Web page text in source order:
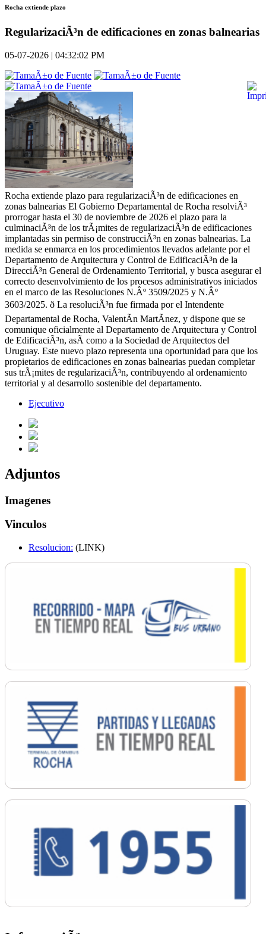
Rocha extiende plazo
RegularizaciÃ³n de edificaciones en zonas balnearias
05-07-2026 | 04:32:02 PM
Rocha extiende plazo para regularizaciÃ³n de edificaciones en
zonas balnearias El Gobierno Departamental de Rocha resolviÃ³
prorrogar hasta el 30 de noviembre de 2026 el plazo para la
culminaciÃ³n de los trÃ¡mites de regularizaciÃ³n de edificaciones
implantadas sin permiso de construcciÃ³n en zonas balnearias. La
medida se enmarca en los procedimientos llevados adelante por el
Departamento de Arquitectura y Control de EdificaciÃ³n de la
DirecciÃ³n General de Ordenamiento Territorial, y busca asegurar el
correcto desenvolvimiento de los procesos administrativos iniciados
en el marco de las Resoluciones N.Âº 3509/2025 y N.Âº
3603/2025. ð La resoluciÃ³n fue firmada por el Intendente
Departamental de Rocha, ValentÃ­n MartÃ­nez, y dispone que se
comunique oficialmente al Departamento de Arquitectura y Control
de EdificaciÃ³n, asÃ­ como a la Sociedad de Arquitectos del
Uruguay. Este nuevo plazo representa una oportunidad para que los
propietarios de edificaciones en zonas balnearias puedan completar
sus trÃ¡mites de regularizaciÃ³n, contribuyendo al ordenamiento
territorial y al desarrollo sostenible del departamento.
Ejecutivo
Adjuntos
Imagenes
Vinculos
Resolucion: (LINK)